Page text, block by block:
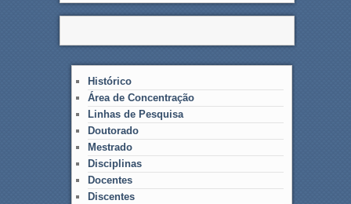
Histórico
Área de Concentração
Linhas de Pesquisa
Doutorado
Mestrado
Disciplinas
Docentes
Discentes